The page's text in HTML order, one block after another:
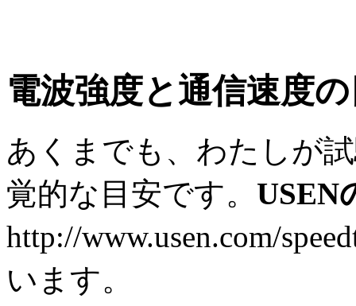
電波強度と通信速度
あくまでも、わたしが
覚的な目安です。 USEN
http://www.usen.com/
います。